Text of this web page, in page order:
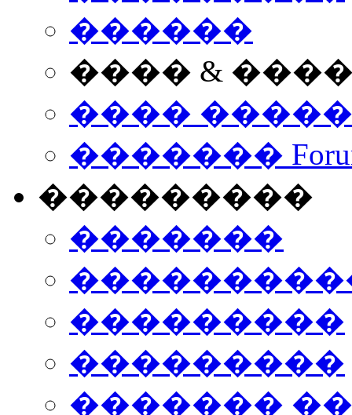
������
���� &
����
�������
���������
�������
���������
���������
�������